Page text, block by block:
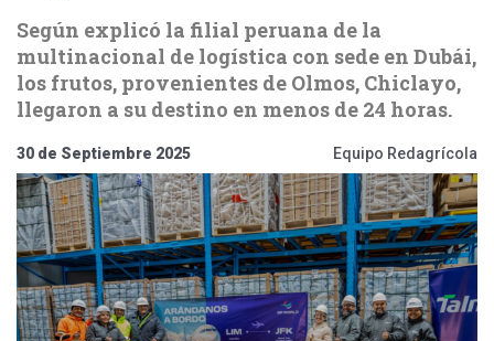
Según explicó la filial peruana de la
multinacional de logística con sede en Dubái,
los frutos, provenientes de Olmos, Chiclayo,
llegaron a su destino en menos de 24 horas.
30 de Septiembre 2025 Equipo Redagrícola